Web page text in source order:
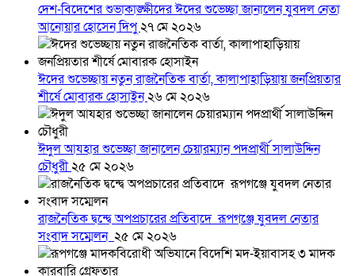
দেশ-বিদেশের শুভাকাঙ্ক্ষীদের ঈদের শুভেচ্ছা জানালেন যুবদল নেতা
আনোয়ার হোসেন দিপু২৭ মে ২০২৬
ঈদের শুভেচ্ছায় নতুন রাজনৈতিক বার্তা, কালাপাহাড়িয়ায় জনপ্রিয়তার
শীর্ষে মোবারক হোসাইন২৬ মে ২০২৬
ঈদুল আযহার শুভেচ্ছা জানালেন চেয়ারম্যান পদপ্রার্থী সালাউদ্দিন
চৌধুরী২৫ মে ২০২৬
রাজনৈতিক দ্বন্দ্বে অপপ্রচারের প্রতিবাদে ‎রূপগঞ্জে যুবদল নেতার
সংবাদ সম্মেলন ‎ ২৫ মে ২০২৬